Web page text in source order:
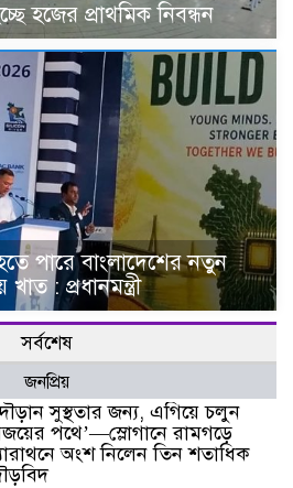
হজের প্রাথমিক নিবন্ধন
পারে বাংলাদেশের নতুন
: প্রধানমন্ত্রী
সর্বশেষ
জনপ্রিয়
সুস্থতার জন্য, এগিয়ে চলুন
পথে’—স্লোগানে রামগড়ে
অংশ নিলেন তিন শতাধিক